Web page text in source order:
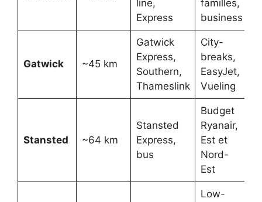
line,
Express
familles,
business
Gatwick ~45 km
Gatwick
Express,
Southern,
Thameslink
City-
breaks,
EasyJet,
Vueling
Stansted ~64 km
Stansted
Express,
bus
Budget
Ryanair,
Est et
Nord-
Est
Low-